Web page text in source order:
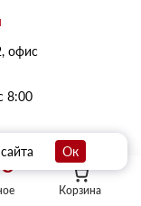
Корзина
офис
8:00
Ок